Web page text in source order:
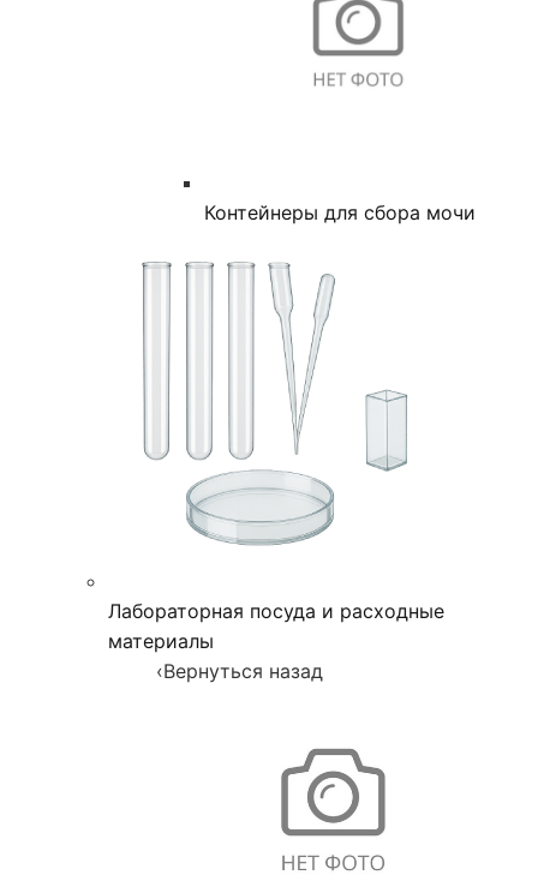
Контейнеры для сбора мочи
Лабораторная посуда и расходные
материалы
‹Вернуться назад